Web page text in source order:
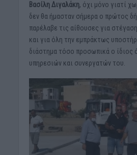
Βασίλη Διγαλάκη, όχι μόνο γιατί
δεν θα ήμασταν σήμερα ο πρώτος
παρέλαβε τις αίθουσες για
και για όλη την εμπράκτως
διάστημα τόσο προσωπικά ο ίδιος
υπηρεσιών και συνεργατών του.